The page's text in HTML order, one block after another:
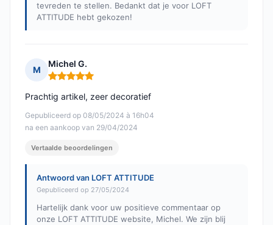
tevreden te stellen. Bedankt dat je voor LOFT
ATTITUDE hebt gekozen!
M
Michel G.
Opmerking: 5 van 5
Gepubliceerd op 08/05/2024 à 16h04
na een aankoop van 29/04/2024
Prachtig artikel, zeer decoratief
Vertaalde beoordelingen
Antwoord van LOFT ATTITUDE
Gepubliceerd op 27/05/2024
Hartelijk dank voor uw positieve commentaar op
onze LOFT ATTITUDE website, Michel. We zijn blij